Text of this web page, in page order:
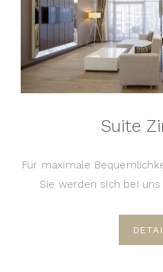
Suite
Für maximale
Sie werden sich bei